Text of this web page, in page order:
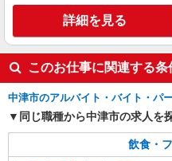
時給1050
割増有）
大分県中
キープ
詳細を見る
このお仕事に関連する条
中津市のアルバイト・バイト・パ
同じ職種から中津市の求人を
飲食・